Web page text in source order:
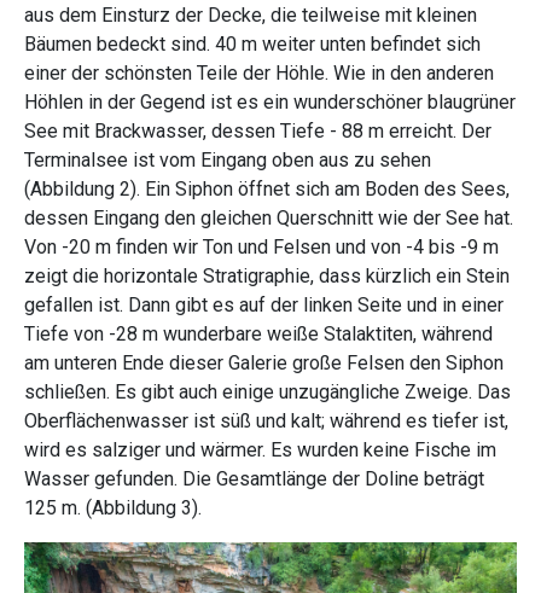
aus dem Einsturz der Decke, die teilweise mit kleinen
Bäumen bedeckt sind. 40 m weiter unten befindet sich
einer der schönsten Teile der Höhle. Wie in den anderen
Höhlen in der Gegend ist es ein wunderschöner blaugrüner
See mit Brackwasser, dessen Tiefe - 88 m erreicht. Der
Terminalsee ist vom Eingang oben aus zu sehen
(Abbildung 2). Ein Siphon öffnet sich am Boden des Sees,
dessen Eingang den gleichen Querschnitt wie der See hat.
Von -20 m finden wir Ton und Felsen und von -4 bis -9 m
zeigt die horizontale Stratigraphie, dass kürzlich ein Stein
gefallen ist. Dann gibt es auf der linken Seite und in einer
Tiefe von -28 m wunderbare weiße Stalaktiten, während
am unteren Ende dieser Galerie große Felsen den Siphon
schließen. Es gibt auch einige unzugängliche Zweige. Das
Oberflächenwasser ist süß und kalt; während es tiefer ist,
wird es salziger und wärmer. Es wurden keine Fische im
Wasser gefunden. Die Gesamtlänge der Doline beträgt
125 m. (Abbildung 3).